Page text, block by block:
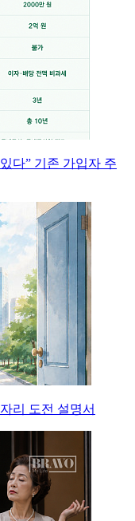
다” 기존 가입자 주
리 도전 설명서